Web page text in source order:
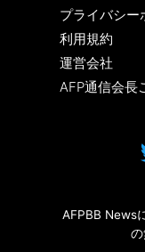
プライバシー
利用規約
運営会社
AFP通信会長
AFPBB News
の